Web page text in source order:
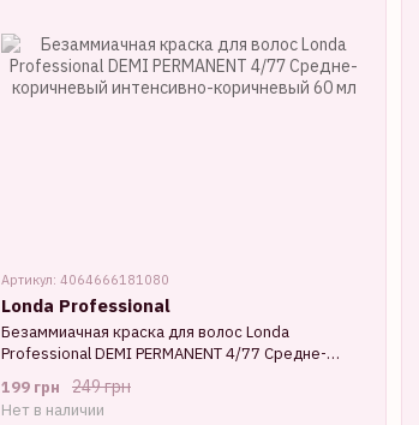
Артикул: 4064666181080
Londa Professional
Безаммиачная краска для волос Londa
Professional DEMI PERMANENT 4/77 Средне-
коричневый интенсивно-коричневый 60 мл
249 грн
199 грн
Нет в наличии